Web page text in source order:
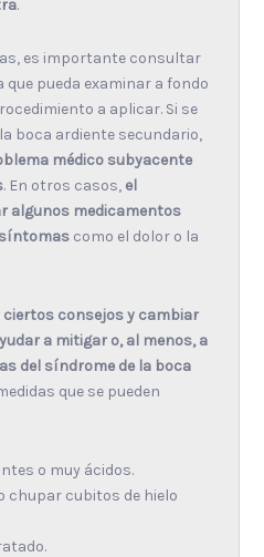
.
es importante consultar
pueda examinar a fondo
a aplicar. Si se
boca ardiente secundario,
médico subyacente
. En otros casos, el
algunos medicamentos
como el dolor o la
ciertos consejos y cambiar
a mitigar o, al menos, a
del síndrome de la boca
que se pueden
o muy ácidos.
chupar cubitos de hielo